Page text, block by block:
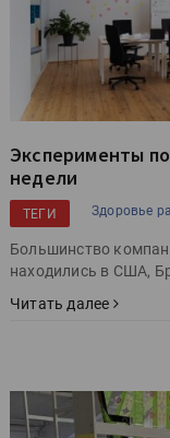
Эксперименты
недели
ТЕГИ Здоровье
Большинство
находились в США,
Читать далее